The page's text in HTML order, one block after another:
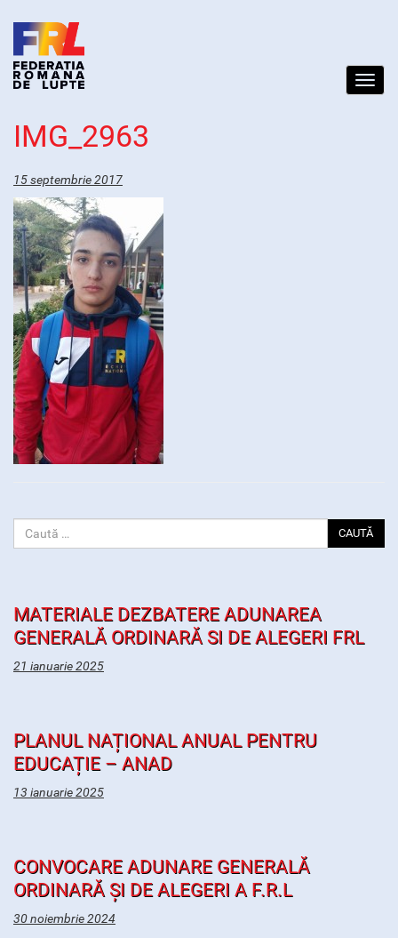
IMG_2963
15 septembrie 2017
CAUTĂ
MATERIALE DEZBATERE ADUNAREA
GENERALĂ ORDINARĂ SI DE ALEGERI FRL
21 ianuarie 2025
PLANUL NAȚIONAL ANUAL PENTRU
EDUCAȚIE – ANAD
13 ianuarie 2025
CONVOCARE ADUNARE GENERALĂ
ORDINARĂ ȘI DE ALEGERI A F.R.L
30 noiembrie 2024